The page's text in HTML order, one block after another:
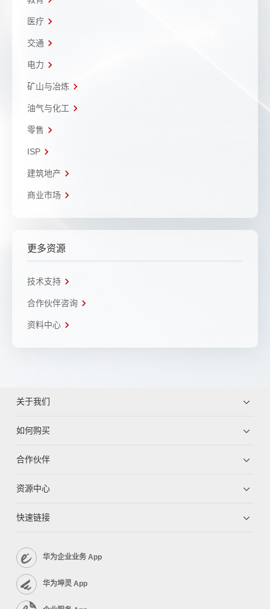
医疗
交通
电力
矿山与冶炼
油气与化工
零售
ISP
建筑地产
商业市场
更多资源
技术支持
合作伙伴咨询
资料中心
关于我们
如何购买
合作伙伴
资源中心
快速链接
华为企业业务 App
华为坤灵 App